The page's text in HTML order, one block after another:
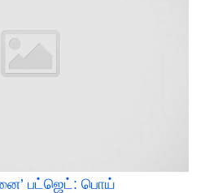
பட்ஜெட்: பொய்